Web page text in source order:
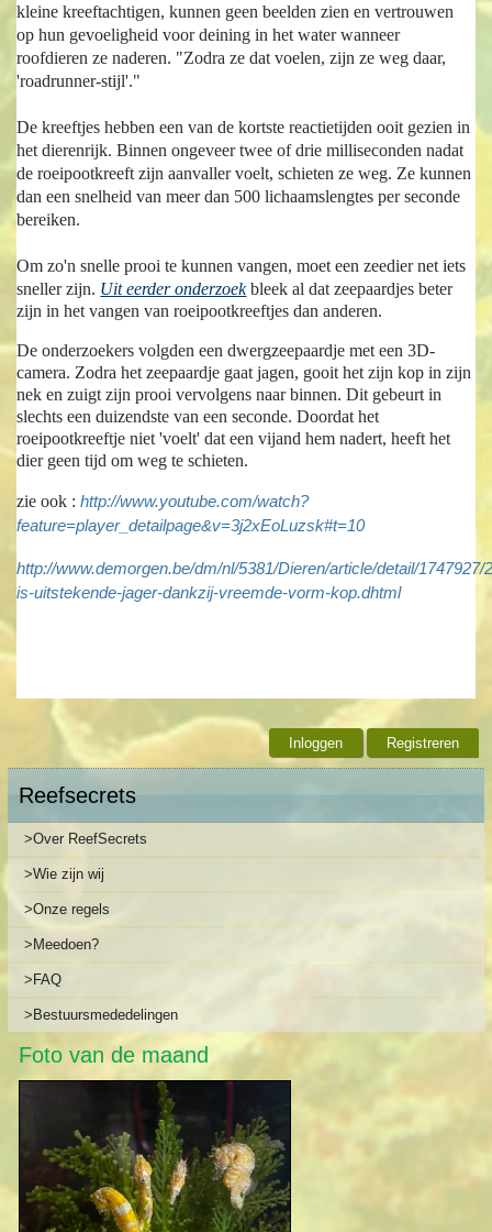
kleine kreeftachtigen, kunnen geen beelden zien en vertrouwen
op hun gevoeligheid voor deining in het water wanneer
roofdieren ze naderen. "Zodra ze dat voelen, zijn ze weg daar,
'roadrunner-stijl'."
De kreeftjes hebben een van de kortste reactietijden ooit gezien in
het dierenrijk. Binnen ongeveer twee of drie milliseconden nadat
de roeipootkreeft zijn aanvaller voelt, schieten ze weg. Ze kunnen
dan een snelheid van meer dan 500 lichaamslengtes per seconde
bereiken.
Om zo'n snelle prooi te kunnen vangen, moet een zeedier net iets
sneller zijn. Uit eerder onderzoekbleek al dat zeepaardjes beter
zijn in het vangen van roeipootkreeftjes dan anderen.
De onderzoekers volgden een dwergzeepaardje met een 3D-
camera. Zodra het zeepaardje gaat jagen, gooit het zijn kop in zijn
nek en zuigt zijn prooi vervolgens naar binnen. Dit gebeurt in
slechts een duizendste van een seconde. Doordat het
roeipootkreeftje niet 'voelt' dat een vijand hem nadert, heeft het
dier geen tijd om weg te schieten.
zie ook :http://www.youtube.com/watch?
feature=player_detailpage&v=3j2xEoLuzsk#t=10
http://www.demorgen.be/dm/nl/5381/Dieren/article/detail/1747927/
is-uitstekende-jager-dankzij-vreemde-vorm-kop.dhtml
Inloggen Registreren
Reefsecrets
>Over ReefSecrets
>Wie zijn wij
>Onze regels
>Meedoen?
>FAQ
>Bestuursmededelingen
Foto van de maand